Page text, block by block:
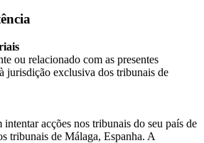
ou relacionado com as presentes
jurisdição exclusiva dos tribunais de
acções nos tribunais do seu país de
tribunais de Málaga, Espanha. A